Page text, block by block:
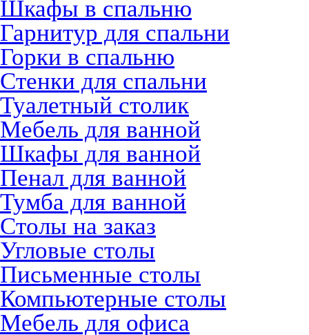
Шкафы в спальню
Гарнитур для спальни
Горки в спальню
Стенки для спальни
Туалетный столик
Мебель для ванной
Шкафы для ванной
Пенал для ванной
Тумба для ванной
Столы на заказ
Угловые столы
Письменные столы
Компьютерные столы
Мебель для офиса